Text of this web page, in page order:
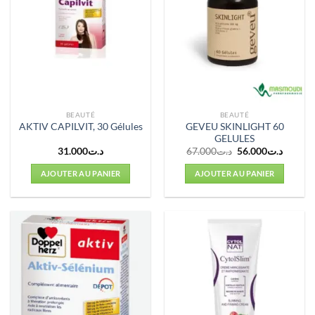
BEAUTÉ
AKTIV CAPILVIT, 30 Gélules
د.ت31.000
AJOUTER AU PANIER
BEAUTÉ
GEVEU SKINLIGHT 60
GELULES
د.ت67.000
Le
initial
était :
د.ت67.000.
د.ت56.000
Le
AJOUTER AU PANIER